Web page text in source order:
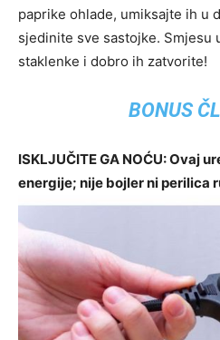
paprike ohlade, umiksajte ih u
sjedinite sve sastojke. Smjesu
staklenke i dobro ih zatvorite!
BONUS
ISKLJUČITE GA NOĆU: Ovaj
energije; nije bojler ni perilica